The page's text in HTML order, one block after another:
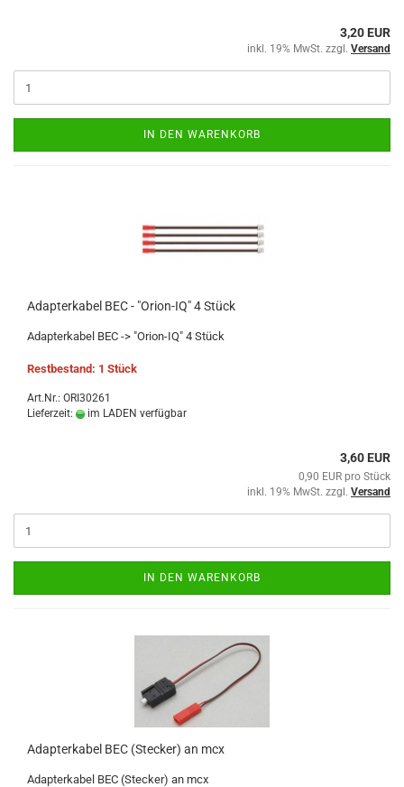
3,20 EUR
inkl. 19% MwSt. zzgl. Versand
IN DEN WARENKORB
Adapterkabel BEC - "Orion-IQ" 4 Stück
Adapterkabel BEC -> "Orion-IQ" 4 Stück
Restbestand: 1 Stück
Art.Nr.: ORI30261
Lieferzeit:
im LADEN verfügbar
3,60 EUR
0,90 EUR pro Stück
inkl. 19% MwSt. zzgl. Versand
IN DEN WARENKORB
Adapterkabel BEC (Stecker) an mcx
Adapterkabel BEC (Stecker) an mcx